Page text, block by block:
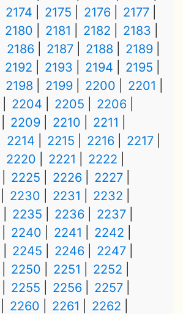
2174 2175 2176
2177
2180 2181 2182
2183
2186 2187 2188
2189
2192 2193 2194
2195
2198 2199 2200
2201
2204 2205
2206
2209 2210
2211
2214 2215 2216
2217
2220 2221
2222
2225 2226
2227
2230 2231
2232
2235 2236
2237
2240 2241
2242
2245 2246
2247
2250 2251
2252
2255 2256
2257
2260 2261
2262